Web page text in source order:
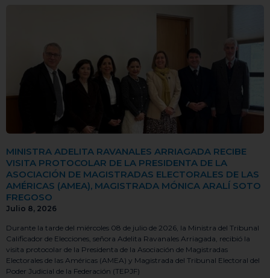
MINISTRA ADELITA RAVANALES ARRIAGADA RECIBE
VISITA PROTOCOLAR DE LA PRESIDENTA DE LA
ASOCIACIÓN DE MAGISTRADAS ELECTORALES DE LAS
AMÉRICAS (AMEA), MAGISTRADA MÓNICA ARALÍ SOTO
FREGOSO
Julio 8, 2026
Durante la tarde del miércoles 08 de julio de 2026, la Ministra del Tribunal
Calificador de Elecciones, señora Adelita Ravanales Arriagada, recibió la
visita protocolar de la Presidenta de la Asociación de Magistradas
Electorales de las Américas (AMEA) y Magistrada del Tribunal Electoral del
Poder Judicial de la Federación (TEPJF)